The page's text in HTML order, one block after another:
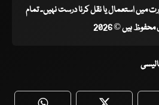
استعمال یا نقل کرنا درست نہیں۔ تمام
ہیں © 2026